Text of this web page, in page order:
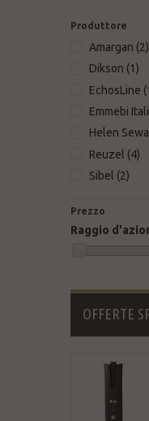
Produttore
Amargan (2)
Dikson (1)
EchosLine
Emmebi
Helen
Reuzel (4)
Sibel (2)
Prezzo
Raggio
OFFERTE